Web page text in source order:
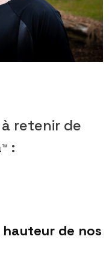
retenir de
™ :
de nos